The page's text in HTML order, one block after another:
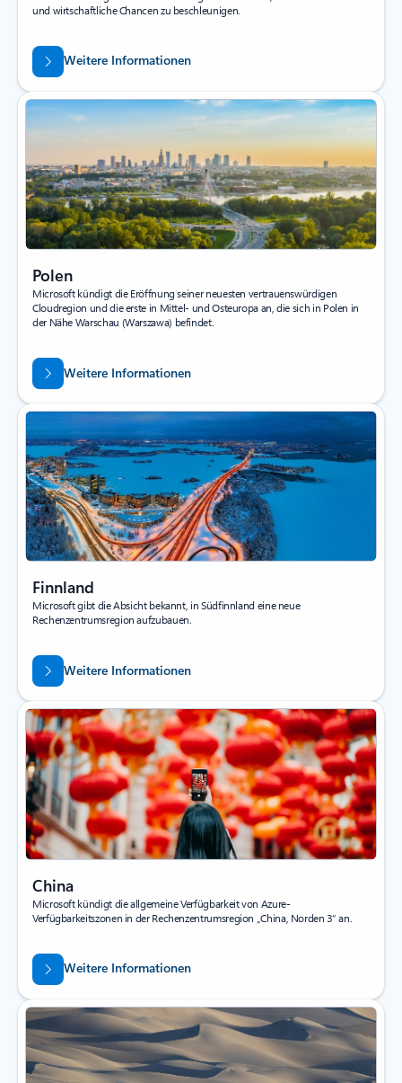
und wirtschaftliche Chancen zu beschleunigen.
Weitere Informationen
Polen
Microsoft kündigt die Eröffnung seiner neuesten vertrauenswürdigen
Cloudregion und die erste in Mittel- und Osteuropa an, die sich in Polen in
der Nähe Warschau (Warszawa) befindet.
Weitere Informationen
Finnland
Microsoft gibt die Absicht bekannt, in Südfinnland eine neue
Rechenzentrumsregion aufzubauen.
Weitere Informationen
China
Microsoft kündigt die allgemeine Verfügbarkeit von Azure-
Verfügbarkeitszonen in der Rechenzentrumsregion „China, Norden 3“ an.
Weitere Informationen